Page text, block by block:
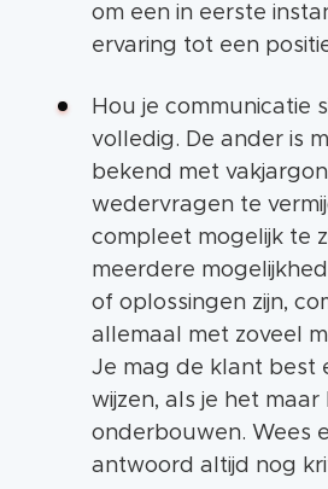
om een in eerste
ervaring tot een
Hou je communicatie
volledig. De ander is
bekend met
wedervragen te
compleet mogelijk te
meerdere
of oplossingen zijn,
allemaal met zoveel
Je mag de klant best
wijzen, als je het maar
onderbouwen. Wees
antwoord altijd nog